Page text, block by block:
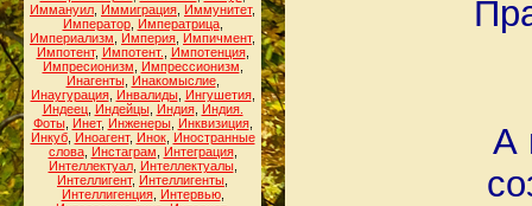
Иммануил Иммиграция Иммунитет,
Император, Императрица,
Империализм
Империя Импичмент,
Импотент, Импотент. Импотенция,
Импресионизм
Импрессионизм
Инагенты, Инакомыслие,
Инаугурация, Инвалиды, Ингушетия,
Индеец, Индейцы, Индия, Индия.
Фоты, Инет, Инженеры, Инквизиция,
Инкуб, Иноагент, Инок, Иностранные
слова, Инстаграм Интеграция,
Интеллектуал, Интеллектуалы,
Интеллигент, Интеллигенты
Интеллигенция, Интервью,
А